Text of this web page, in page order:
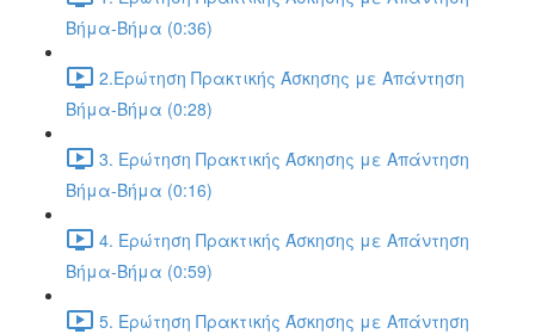
Βήμα-Βήμα (0:36)
2.Ερώτηση Πρακτικής Άσκησης με Απάντηση
Βήμα-Βήμα (0:28)
3. Ερώτηση Πρακτικής Άσκησης με Απάντηση
Βήμα-Βήμα (0:16)
4. Ερώτηση Πρακτικής Άσκησης με Απάντηση
Βήμα-Βήμα (0:59)
5. Ερώτηση Πρακτικής Άσκησης με Απάντηση